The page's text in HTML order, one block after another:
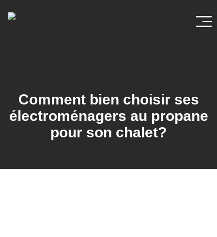
Poêles et Foyers
Comment bien choisir ses
électroménagers au propane
pour son chalet?